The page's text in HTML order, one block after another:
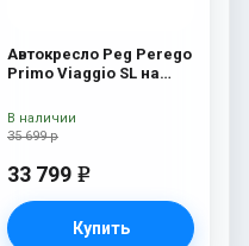
Автокресло Peg Perego
Primo Viaggio SL на
White/Black) Tulip
35 699 р
33 799 e
Купить
В наличии